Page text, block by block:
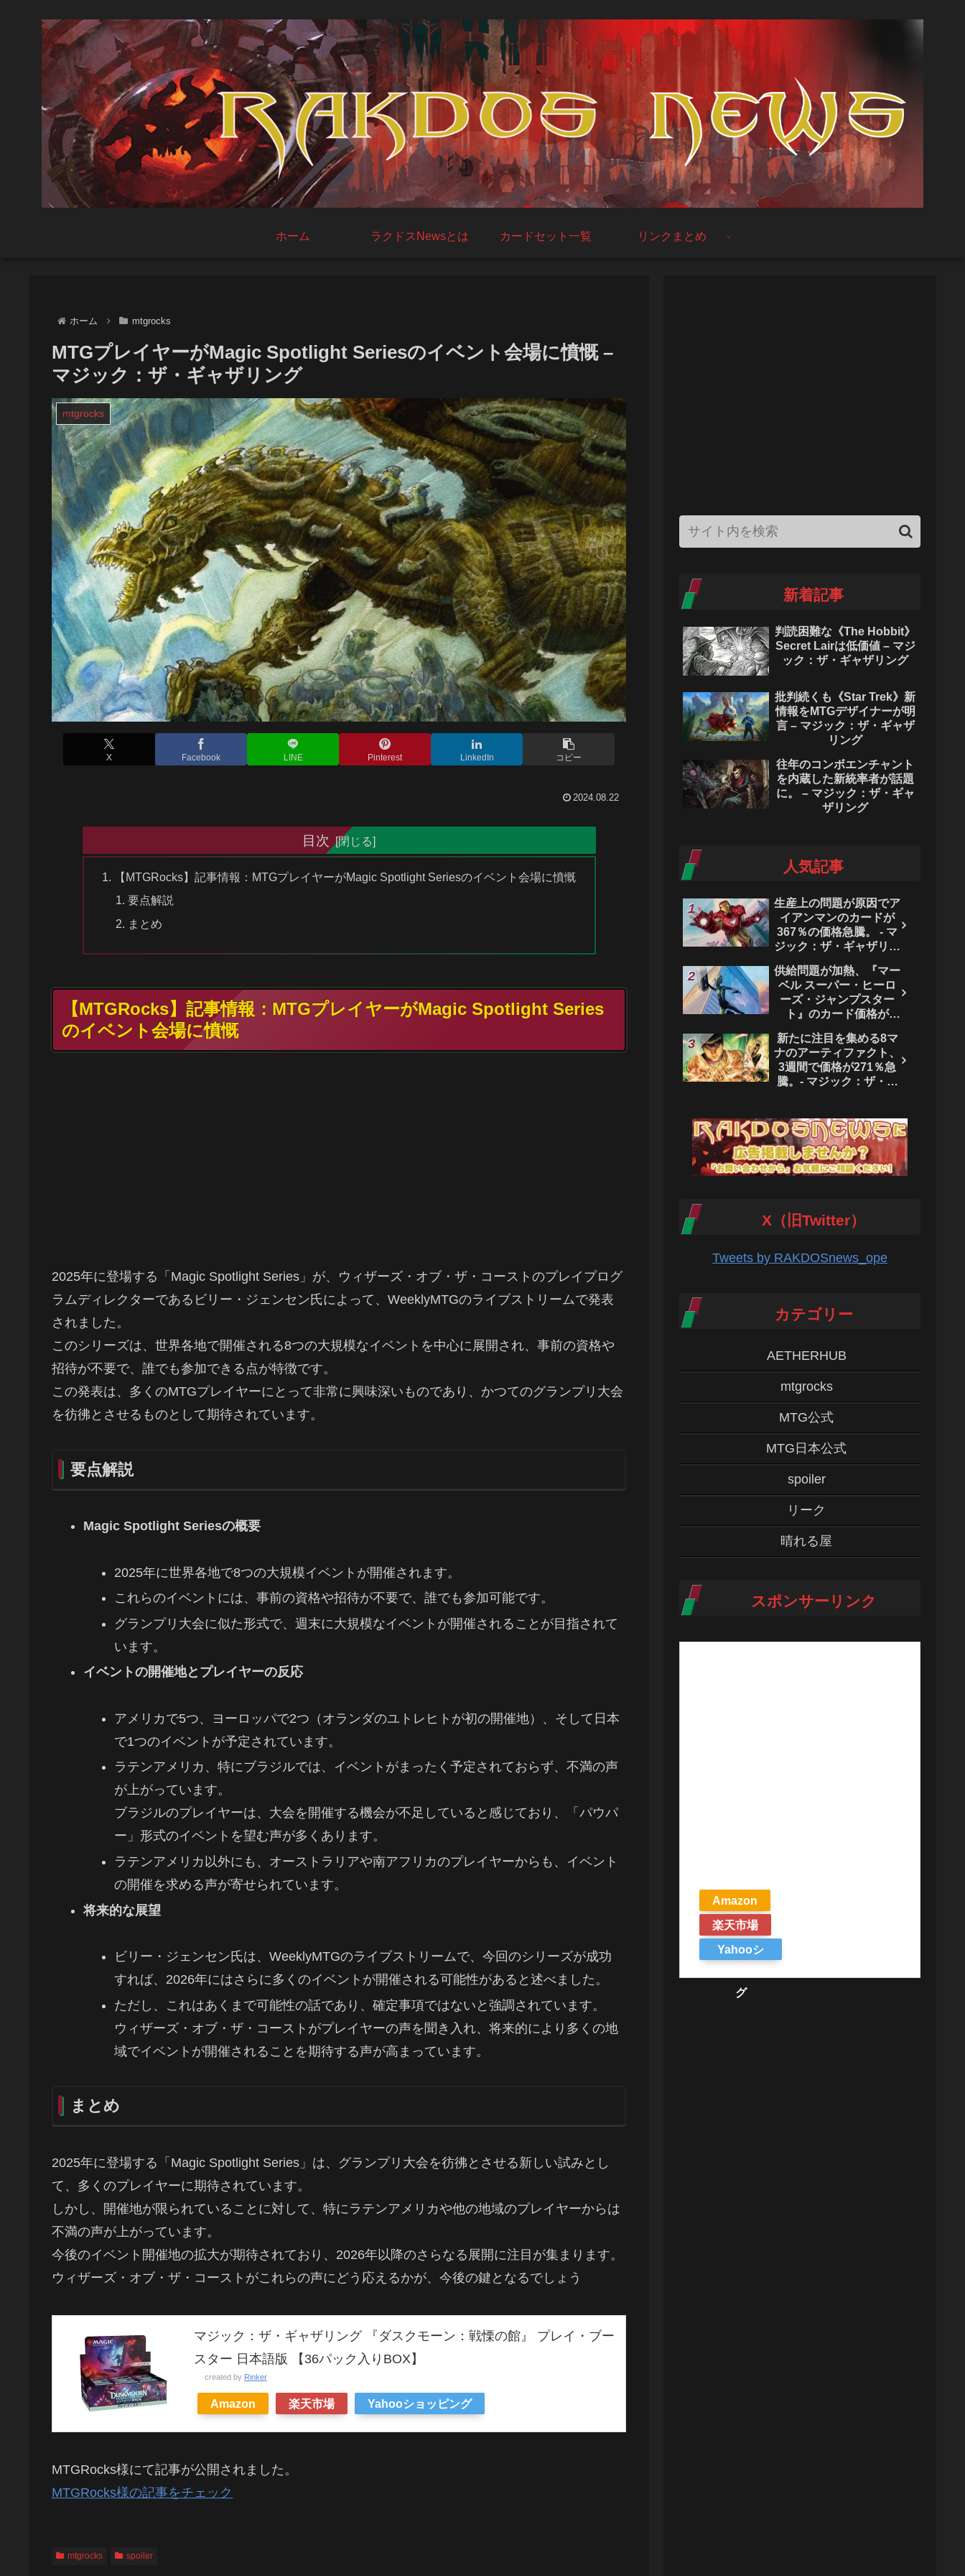
ホーム ラクドスNewsとは カードセット一覧 リンクまとめ
ホーム mtgrocks
MTGプレイヤーがMagic Spotlight Seriesのイベント会場に憤慨 –
マジック：ザ・ギャザリング
mtgrocks
X Facebook LINE Pinterest LinkedIn コピー
2024.08.22
目次
【MTGRocks】記事情報：MTGプレイヤーがMagic Spotlight Seriesのイベント会場に憤慨
要点解説
まとめ
【MTGRocks】記事情報：MTGプレイヤーがMagic Spotlight Series
のイベント会場に憤慨
2025年に登場する「Magic Spotlight Series」が、ウィザーズ・オブ・ザ・コーストのプレイプログ
ラムディレクターであるビリー・ジェンセン氏によって、WeeklyMTGのライブストリームで発表
されました。
このシリーズは、世界各地で開催される8つの大規模なイベントを中心に展開され、事前の資格や
招待が不要で、誰でも参加できる点が特徴です。
この発表は、多くのMTGプレイヤーにとって非常に興味深いものであり、かつてのグランプリ大会
を彷彿とさせるものとして期待されています。
要点解説
Magic Spotlight Seriesの概要
2025年に世界各地で8つの大規模イベントが開催されます。
これらのイベントには、事前の資格や招待が不要で、誰でも参加可能です。
グランプリ大会に似た形式で、週末に大規模なイベントが開催されることが目指されて
います。
イベントの開催地とプレイヤーの反応
アメリカで5つ、ヨーロッパで2つ（オランダのユトレヒトが初の開催地）、そして日本
で1つのイベントが予定されています。
ラテンアメリカ、特にブラジルでは、イベントがまったく予定されておらず、不満の声
が上がっています。
ブラジルのプレイヤーは、大会を開催する機会が不足していると感じており、「パウパ
ー」形式のイベントを望む声が多くあります。
ラテンアメリカ以外にも、オーストラリアや南アフリカのプレイヤーからも、イベント
の開催を求める声が寄せられています。
将来的な展望
ビリー・ジェンセン氏は、WeeklyMTGのライブストリームで、今回のシリーズが成功
すれば、2026年にはさらに多くのイベントが開催される可能性があると述べました。
ただし、これはあくまで可能性の話であり、確定事項ではないと強調されています。
ウィザーズ・オブ・ザ・コーストがプレイヤーの声を聞き入れ、将来的により多くの地
域でイベントが開催されることを期待する声が高まっています。
まとめ
2025年に登場する「Magic Spotlight Series」は、グランプリ大会を彷彿とさせる新しい試みとし
て、多くのプレイヤーに期待されています。
しかし、開催地が限られていることに対して、特にラテンアメリカや他の地域のプレイヤーからは
不満の声が上がっています。
今後のイベント開催地の拡大が期待されており、2026年以降のさらなる展開に注目が集まります。
ウィザーズ・オブ・ザ・コーストがこれらの声にどう応えるかが、今後の鍵となるでしょう
マジック：ザ・ギャザリング 『ダスクモーン：戦慄の館』 プレイ・ブー
スター 日本語版 【36パック入りBOX】
created by Rinker
Amazon 楽天市場 Yahooショッピング
MTGRocks様にて記事が公開されました。
MTGRocks様の記事をチェック
mtgrocks spoiler
新着記事
判読困難な《The Hobbit》
Secret Lairは低価値 – マジ
ック：ザ・ギャザリング
批判続くも《Star Trek》新
情報をMTGデザイナーが明
言 – マジック：ザ・ギャザ
リング
往年のコンボエンチャント
を内蔵した新統率者が話題
に。 – マジック：ザ・ギャ
ザリング
人気記事
生産上の問題が原因でア
イアンマンのカードが
367％の価格急騰。 - マ
ジック：ザ・ギャザリン
供給問題が加熱、『マー
ベル スーパー・ヒーロ
ーズ・ジャンプスター
ト』のカード価格が
ク：ザ・ギャザリング
新たに注目を集める8マ
ナのアーティファクト、
3週間で価格が271％急
騰。- マジック：ザ・ギ
X（旧Twitter）
Tweets by RAKDOSnews_ope
カテゴリー
AETHERHUB
mtgrocks
MTG公式
MTG日本公式
spoiler
リーク
晴れる屋
スポンサーリンク
Amazon
楽天市場
Yahooシ
グ